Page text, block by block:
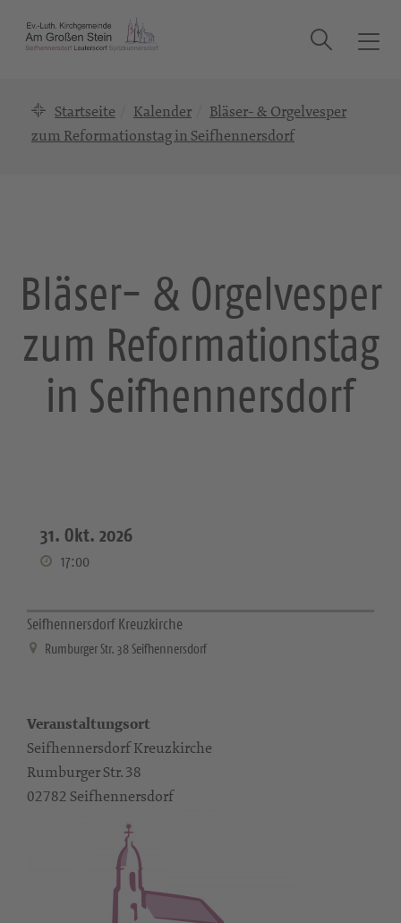
T
a
t
o
n
Suche
Startseite Kalender
Bläser- & Orgelvesper
zum Reformationstag in Seifhennersdorf
Bläser- & Orgelvesper
zum Reformationstag
in Seifhennersdorf
31. Okt. 2026
17:00
Seifhennersdorf Kreuzkirche
Rumburger Str. 38 Seifhennersdorf
Veranstaltungsort
Seifhennersdorf Kreuzkirche
Rumburger Str. 38
02782 Seifhennersdorf